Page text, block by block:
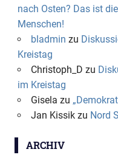
nach Osten? Das ist
Menschen!
bladmin zu
Kreistag
Christoph_D zu
im Kreistag
Gisela zu
Jan Kissikzu Nord
ARCHIV